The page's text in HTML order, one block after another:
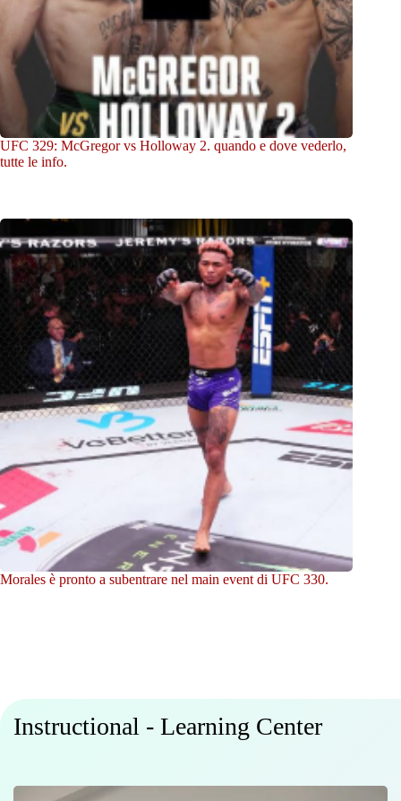
UFC 329: McGregor vs Holloway 2. quando e dove vederlo,
tutte le info.
Morales è pronto a subentrare nel main event di UFC 330.
Instructional - Learning Center